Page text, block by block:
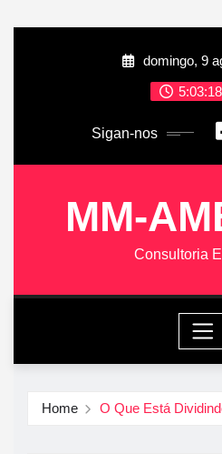
domingo, 9
Sigan-nos
MM-
Consultoria
Home O Que Está